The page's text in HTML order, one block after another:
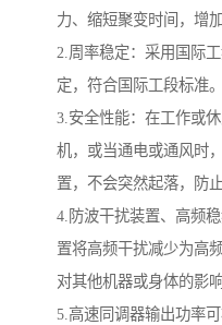
力、缩短聚变时间，增加
2.周率稳定：采用国际
定，符合国际工段标准。
3.安全性能：在工作或
机，或当通电或通风时
置，不会突然起落，防
4.防波干扰装置、高频
置将高频干扰减少为高
对其他机器或身体的影响
5.高速同调器输出功率